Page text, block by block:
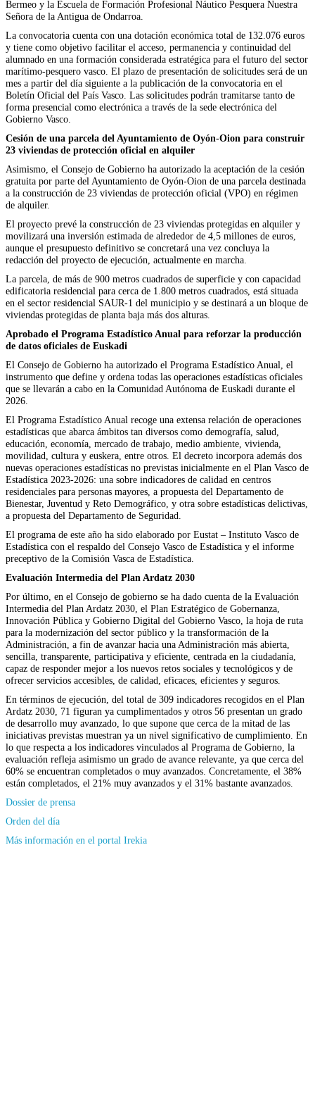
Bermeo y la Escuela de Formación Profesional Náutico Pesquera Nuestra
Señora de la Antigua de Ondarroa.
La convocatoria cuenta con una dotación económica total de 132.076 euros
y tiene como objetivo facilitar el acceso, permanencia y continuidad del
alumnado en una formación considerada estratégica para el futuro del sector
marítimo-pesquero vasco. El plazo de presentación de solicitudes será de un
mes a partir del día siguiente a la publicación de la convocatoria en el
Boletín Oficial del País Vasco. Las solicitudes podrán tramitarse tanto de
forma presencial como electrónica a través de la sede electrónica del
Gobierno Vasco.
Cesión de una parcela del Ayuntamiento de Oyón-Oion para construir
23 viviendas de protección oficial en alquiler
Asimismo, el Consejo de Gobierno ha autorizado la aceptación de la cesión
gratuita por parte del Ayuntamiento de Oyón-Oion de una parcela destinada
a la construcción de 23 viviendas de protección oficial (VPO) en régimen
de alquiler.
El proyecto prevé la construcción de 23 viviendas protegidas en alquiler y
movilizará una inversión estimada de alrededor de 4,5 millones de euros,
aunque el presupuesto definitivo se concretará una vez concluya la
redacción del proyecto de ejecución, actualmente en marcha.
La parcela, de más de 900 metros cuadrados de superficie y con capacidad
edificatoria residencial para cerca de 1.800 metros cuadrados, está situada
en el sector residencial SAUR-1 del municipio y se destinará a un bloque de
viviendas protegidas de planta baja más dos alturas.
Aprobado el Programa Estadístico Anual para reforzar la producción
de datos oficiales de Euskadi
El Consejo de Gobierno ha autorizado el Programa Estadístico Anual, el
instrumento que define y ordena todas las operaciones estadísticas oficiales
que se llevarán a cabo en la Comunidad Autónoma de Euskadi durante el
2026.
El Programa Estadístico Anual recoge una extensa relación de operaciones
estadísticas que abarca ámbitos tan diversos como demografía, salud,
educación, economía, mercado de trabajo, medio ambiente, vivienda,
movilidad, cultura y euskera, entre otros. El decreto incorpora además dos
nuevas operaciones estadísticas no previstas inicialmente en el Plan Vasco de
Estadística 2023-2026: una sobre indicadores de calidad en centros
residenciales para personas mayores, a propuesta del Departamento de
Bienestar, Juventud y Reto Demográfico, y otra sobre estadísticas delictivas,
a propuesta del Departamento de Seguridad.
El programa de este año ha sido elaborado por Eustat – Instituto Vasco de
Estadística con el respaldo del Consejo Vasco de Estadística y el informe
preceptivo de la Comisión Vasca de Estadística.
Evaluación Intermedia del Plan Ardatz 2030
Por último, en el Consejo de gobierno se ha dado cuenta de la Evaluación
Intermedia del Plan Ardatz 2030, el Plan Estratégico de Gobernanza,
Innovación Pública y Gobierno Digital del Gobierno Vasco, la hoja de ruta
para la modernización del sector público y la transformación de la
Administración, a fin de avanzar hacia una Administración más abierta,
sencilla, transparente, participativa y eficiente, centrada en la ciudadanía,
capaz de responder mejor a los nuevos retos sociales y tecnológicos y de
ofrecer servicios accesibles, de calidad, eficaces, eficientes y seguros.
En términos de ejecución, del total de 309 indicadores recogidos en el Plan
Ardatz 2030, 71 figuran ya cumplimentados y otros 56 presentan un grado
de desarrollo muy avanzado, lo que supone que cerca de la mitad de las
iniciativas previstas muestran ya un nivel significativo de cumplimiento. En
lo que respecta a los indicadores vinculados al Programa de Gobierno, la
evaluación refleja asimismo un grado de avance relevante, ya que cerca del
60% se encuentran completados o muy avanzados. Concretamente, el 38%
están completados, el 21% muy avanzados y el 31% bastante avanzados.
Dossier de prensa
Orden del día
Más información en el portal Irekia(Se